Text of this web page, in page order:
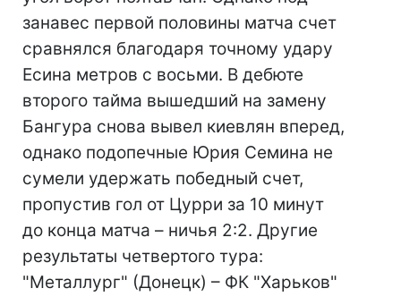
занавес первой половины матча счет
сравнялся благодаря точному удару
Есина метров с восьми. В дебюте
второго тайма вышедший на замену
Бангура снова вывел киевлян вперед,
однако подопечные Юрия Семина не
сумели удержать победный счет,
пропустив гол от Цурри за 10 минут
до конца матча – ничья 2:2. Другие
результаты четвертого тура:
"Металлург" (Донецк) – ФК "Харьков"